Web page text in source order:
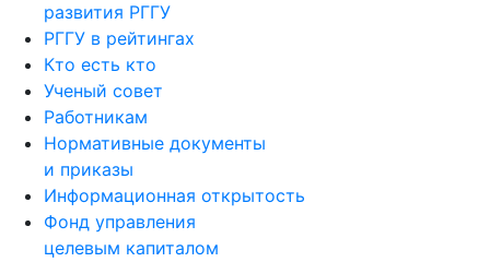
развития РГГУ
РГГУ в рейтингах
Кто есть кто
Ученый совет
Работникам
Нормативные документы
и приказы
Информационная открытость
Фонд управления
целевым капиталом